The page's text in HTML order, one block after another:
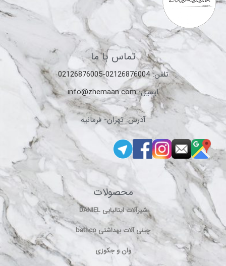
تماس با ما
تلفن:02126876004-02126876005
ایمیل:info@zhemaan.com
آدرس: تهران- فرمانیه
محصولات
شیرآلات ایتالیایی DANIEL
چینی آلات بهداشتی bathco
وان و جکوزی
یونیورست و پنل دوش